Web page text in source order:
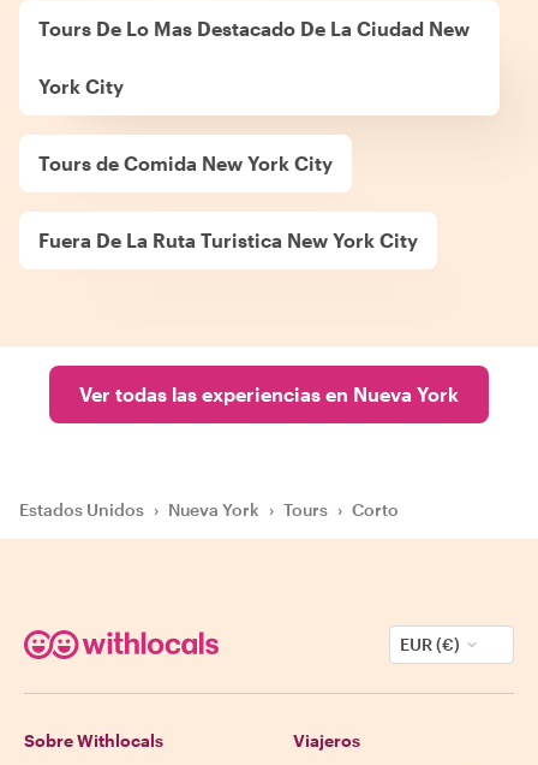
Tours De Lo Mas Destacado De La Ciudad New
York City
Tours de Comida New York City
Fuera De La Ruta Turistica New York City
Ver todas las experiencias en Nueva York
Estados Unidos › Nueva York › Tours › Corto
EUR (€)
Sobre Withlocals Viajeros